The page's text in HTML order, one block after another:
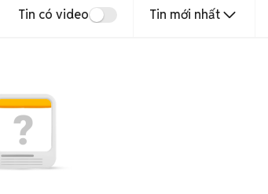
Tin có video Tin mới nhất